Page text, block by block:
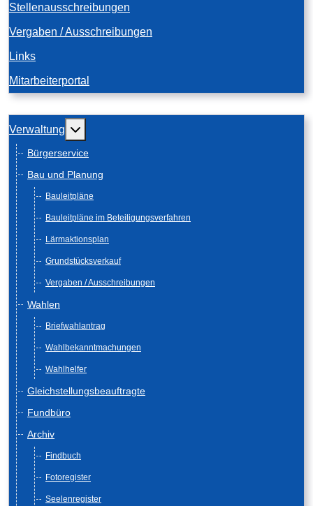
Stellenausschreibungen
Vergaben / Ausschreibungen
Links
Mitarbeiterportal
Verwaltung Weitere Informationen: Verwaltung
Bürgerservice
Bau und Planung
Bauleitpläne
Bauleitpläne im Beteiligungsverfahren
Lärmaktionsplan
Grundstücksverkauf
Vergaben / Ausschreibungen
Wahlen
Briefwahlantrag
Wahlbekanntmachungen
Wahlhelfer
Gleichstellungsbeauftragte
Fundbüro
Archiv
Findbuch
Fotoregister
Seelenregister